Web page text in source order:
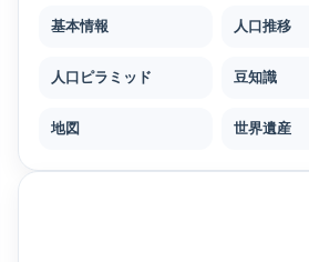
基本情報 人口推移
人口ピラミッド 豆知識
地図 世界遺産